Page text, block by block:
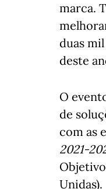
marca.
duas
deste
O
de
com as
2021-
Unidas).